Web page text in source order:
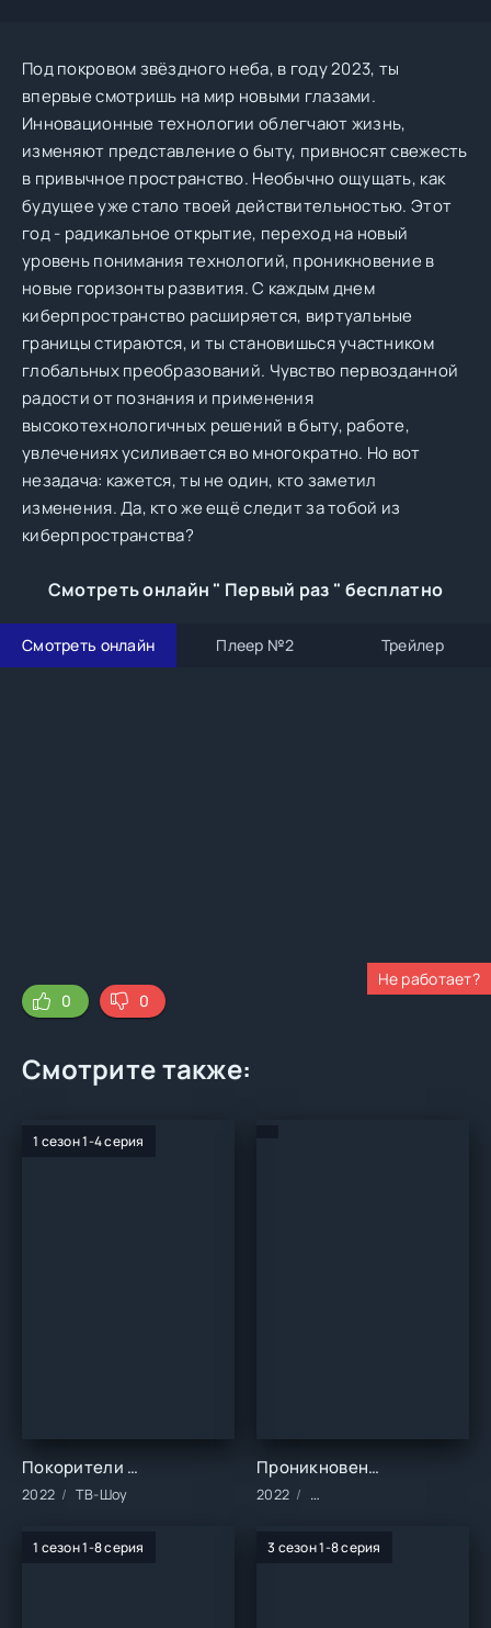
Под покровом звёздного неба, в году 2023, ты
впервые смотришь на мир новыми глазами.
Инновационные технологии облегчают жизнь,
изменяют представление о быту, привносят свежесть
в привычное пространство. Необычно ощущать, как
будущее уже стало твоей действительностью. Этот
год - радикальное открытие, переход на новый
уровень понимания технологий, проникновение в
новые горизонты развития. С каждым днем
киберпространство расширяется, виртуальные
границы стираются, и ты становишься участником
глобальных преобразований. Чувство первозданной
радости от познания и применения
высокотехнологичных решений в быту, работе,
увлечениях усиливается во многократно. Но вот
незадача: кажется, ты не один, кто заметил
изменения. Да, кто же ещё следит за тобой из
киберпространства?
Смотреть онлайн " Первый раз " бесплатно
Смотреть онлайн Плеер №2 Трейлер
Не работает?
0
0
Смотрите также:
1 сезон 1-4 серия
Покорители космоса (1 сезон)
2022 ТВ-Шоу
Проникновение ()
2022 Фильмы/2022 год/
1 сезон 1-8 серия 3 сезон 1-8 серия